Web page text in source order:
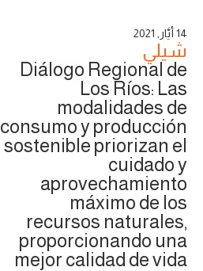
14 أَيَّار, 2021
شيلي
Diálogo Regional de
Los Ríos: Las
modalidades de
consumo y producción
sostenible priorizan el
cuidado y
aprovechamiento
máximo de los
recursos naturales,
proporcionando una
mejor calidad de vida